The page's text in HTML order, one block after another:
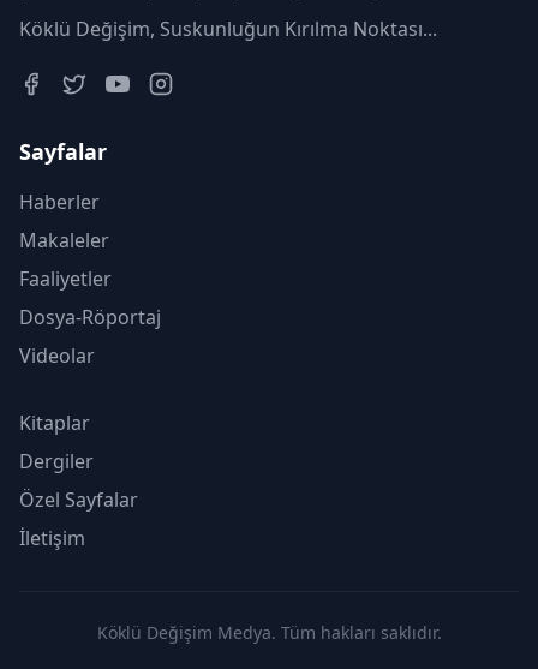
Köklü Değişim, Suskunluğun Kırılma Noktası...
Sayfalar
Haberler
Makaleler
Faaliyetler
Dosya-Röportaj
Videolar
Kitaplar
Dergiler
Özel Sayfalar
İletişim
Köklü Değişim Medya. Tüm hakları saklıdır.